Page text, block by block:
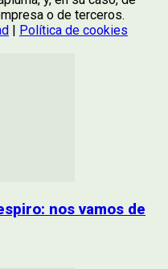
o de terceros.
| Política de cookies
nos vamos de